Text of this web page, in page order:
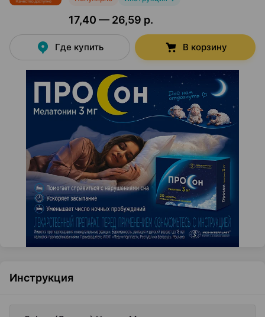
17,40 — 26,59 р.
Где купить В корзину
Инструкция